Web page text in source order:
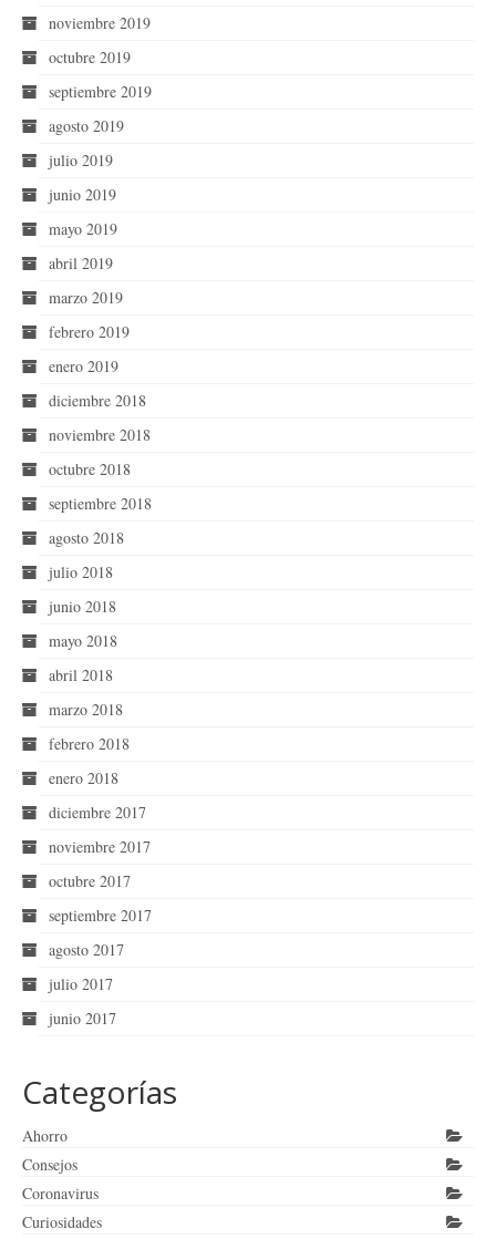
noviembre 2019
octubre 2019
septiembre 2019
agosto 2019
julio 2019
junio 2019
mayo 2019
abril 2019
marzo 2019
febrero 2019
enero 2019
diciembre 2018
noviembre 2018
octubre 2018
septiembre 2018
agosto 2018
julio 2018
junio 2018
mayo 2018
abril 2018
marzo 2018
febrero 2018
enero 2018
diciembre 2017
noviembre 2017
octubre 2017
septiembre 2017
agosto 2017
julio 2017
junio 2017
Categorías
Ahorro
Consejos
Coronavirus
Curiosidades